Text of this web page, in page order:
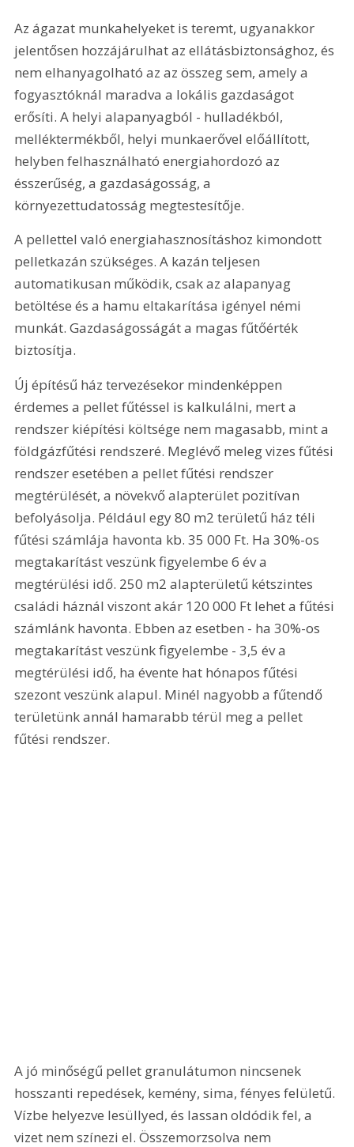
Az ágazat munkahelyeket is teremt, ugyanakkor
jelentősen hozzájárulhat az ellátásbiztonsághoz, és
nem elhanyagolható az az összeg sem, amely a
fogyasztóknál maradva a lokális gazdaságot
erősíti. A helyi alapanyagból - hulladékból,
melléktermékből, helyi munkaerővel előállított,
helyben felhasználható energiahordozó az
ésszerűség, a gazdaságosság, a
környezettudatosság megtestesítője.
A pellettel való energiahasznosításhoz kimondott
pelletkazán szükséges. A kazán teljesen
automatikusan működik, csak az alapanyag
betöltése és a hamu eltakarítása igényel némi
munkát. Gazdaságosságát a magas fűtőérték
biztosítja.
Új építésű ház tervezésekor mindenképpen
érdemes a pellet fűtéssel is kalkulálni, mert a
rendszer kiépítési költsége nem magasabb, mint a
földgázfűtési rendszeré. Meglévő meleg vizes fűtési
rendszer esetében a pellet fűtési rendszer
megtérülését, a növekvő alapterület pozitívan
befolyásolja. Például egy 80 m2 területű ház téli
fűtési számlája havonta kb. 35 000 Ft. Ha 30%-os
megtakarítást veszünk figyelembe 6 év a
megtérülési idő. 250 m2 alapterületű kétszintes
családi háznál viszont akár 120 000 Ft lehet a fűtési
számlánk havonta. Ebben az esetben - ha 30%-os
megtakarítást veszünk figyelembe - 3,5 év a
megtérülési idő, ha évente hat hónapos fűtési
szezont veszünk alapul. Minél nagyobb a fűtendő
területünk annál hamarabb térül meg a pellet
fűtési rendszer.
A jó minőségű pellet granulátumon nincsenek
hosszanti repedések, kemény, sima, fényes felületű.
Vízbe helyezve lesüllyed, és lassan oldódik fel, a
vizet nem színezi el. Összemorzsolva nem